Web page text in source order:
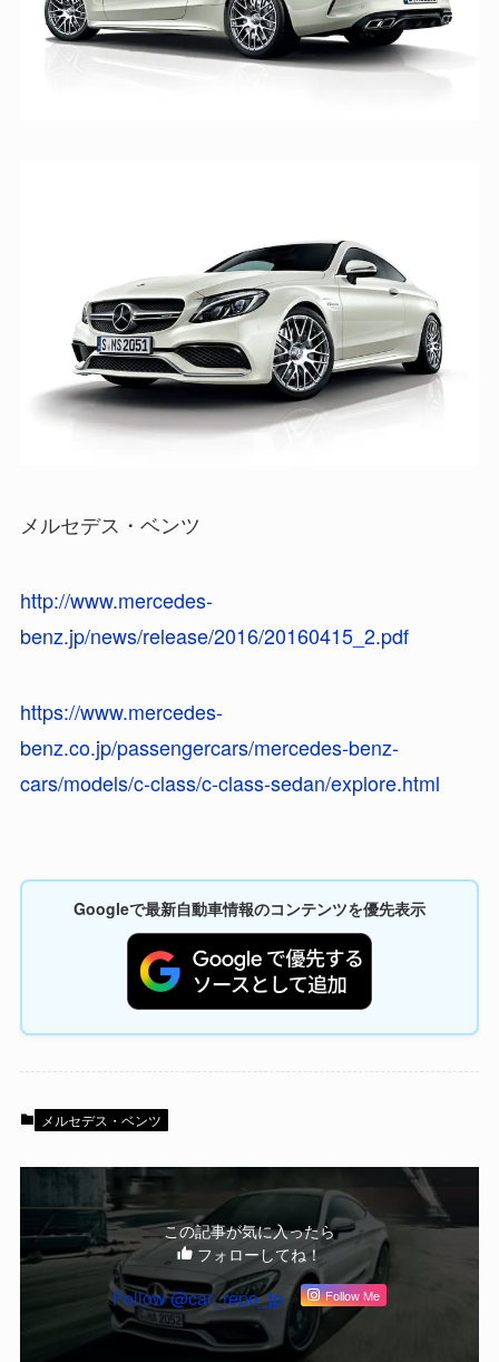
メルセデス・ベンツ
http://www.mercedes-
benz.jp/news/release/2016/20160415_2.pdf
https://www.mercedes-
benz.co.jp/passengercars/mercedes-benz-
cars/models/c-class/c-class-sedan/explore.html
Googleで最新自動車情報のコンテンツを優先表示
メルセデス・ベンツ
この記事が気に入ったら
フォローしてね！
Follow @car_repo_jp Follow Me